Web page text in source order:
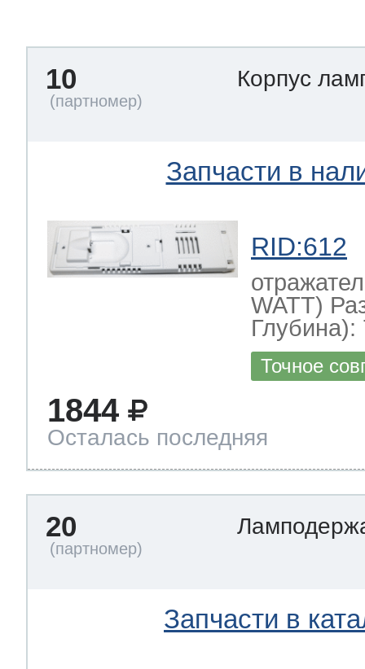
холод.камер
10 Корпус
Запчасти в
RID:612
WATT)
Глубина):
Точное
1844
Осталась последняя
20
Запчасти в